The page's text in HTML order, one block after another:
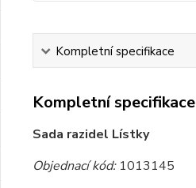
Kompletní specifikace
Kompletní specifikace
Sada razidel Lístky
Objednací kód:1013145